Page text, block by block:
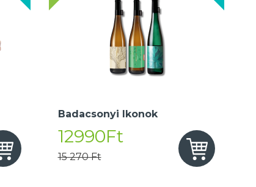
Badacsonyi Ikonok
12990Ft
15 270 Ft